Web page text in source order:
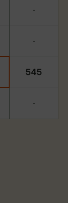
-
-
545
-